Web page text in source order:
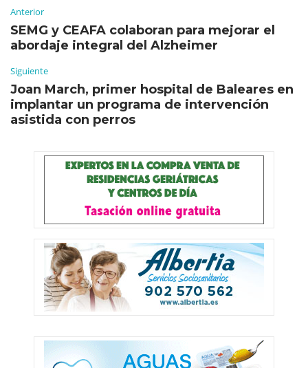
Anterior
SEMG y CEAFA colaboran para mejorar el
abordaje integral del Alzheimer
Siguiente
Joan March, primer hospital de Baleares en
implantar un programa de intervención
asistida con perros